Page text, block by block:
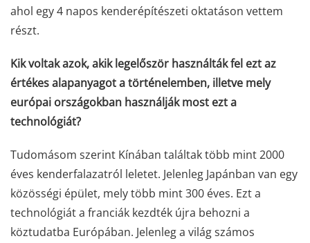
ahol egy 4 napos kenderépítészeti oktatáson vettem
részt.
Kik voltak azok, akik legelőször használták fel ezt az
értékes alapanyagot a történelemben, illetve mely
európai országokban használják most ezt a
technológiát?
Tudomásom szerint Kínában találtak több mint 2000
éves kenderfalazatról leletet. Jelenleg Japánban van egy
közösségi épület, mely több mint 300 éves. Ezt a
technológiát a franciák kezdték újra behozni a
köztudatba Európában. Jelenleg a világ számos